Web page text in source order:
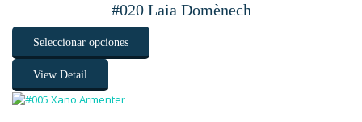
#020 Laia Domènech
Seleccionar opciones
View Detail